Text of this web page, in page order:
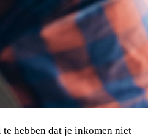
hebben dat je inkomen niet